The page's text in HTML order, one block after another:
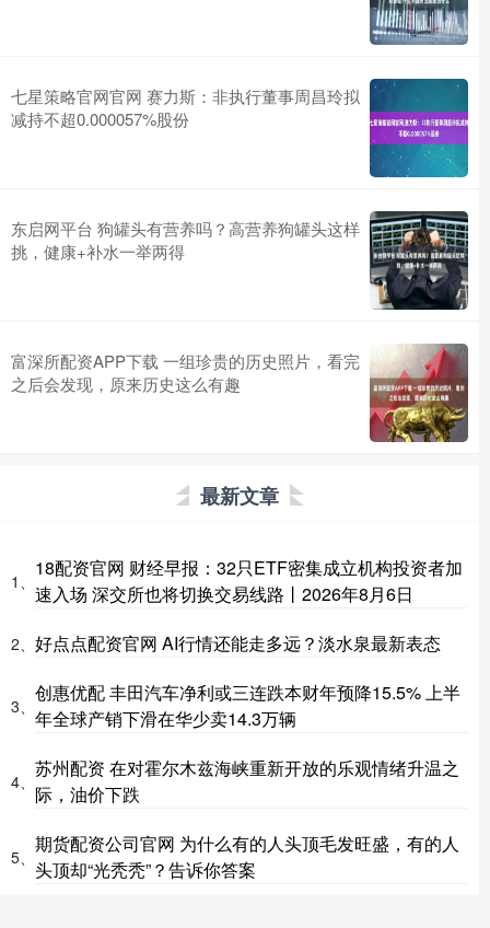
七星策略官网官网 赛力斯：非执行董事周昌玲拟
减持不超0.000057%股份
东启网平台 狗罐头有营养吗？高营养狗罐头这样
挑，健康+补水一举两得
富深所配资APP下载 一组珍贵的历史照片，看完
之后会发现，原来历史这么有趣
最新文章
1、
18配资官网 财经早报：32只ETF密集成立机构投资者加
速入场 深交所也将切换交易线路丨2026年8月6日
2、 好点点配资官网 AI行情还能走多远？淡水泉最新表态
3、
创惠优配 丰田汽车净利或三连跌本财年预降15.5% 上半
年全球产销下滑在华少卖14.3万辆
4、
苏州配资 在对霍尔木兹海峡重新开放的乐观情绪升温之
际，油价下跌
5、
期货配资公司官网 为什么有的人头顶毛发旺盛，有的人
头顶却“光秃秃”？告诉你答案